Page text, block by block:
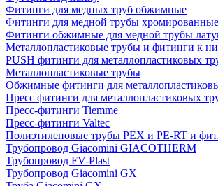
Фитинги для медных труб обжимные
Фитинги для медной трубы хромированные
Фитинги обжимные для медной трубы
Металлопластиковые трубы и фитинги к
PUSH фитинги для металлопластиковых
Металлопластиковые трубы
Обжимные фитинги для
Пресс фитинги для металлопластиковых
Пресс-фитинги Tiemme
Пресс-фитинги Valtec
Полиэтиленовые трубы PEX и PE-RT и
Трубопровод Giacomini GIACOTHERM
Трубопровод FV-Plast
Трубопровод Giacomini GX